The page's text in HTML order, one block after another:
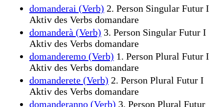
domanderai (Verb) 2. Person Singular Futur I
Aktiv des Verbs domandare
domanderà (Verb) 3. Person Singular Futur I
Aktiv des Verbs domandare
domanderemo (Verb) 1. Person Plural Futur I
Aktiv des Verbs domandare
domanderete (Verb) 2. Person Plural Futur I
Aktiv des Verbs domandare
domanderanno (Verb) 3. Person Plural Futur